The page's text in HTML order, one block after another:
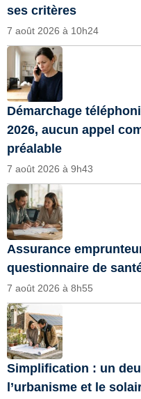
ses critères
7 août 2026 à 10h24
Démarchage
2026, aucun appel
préalable
7 août 2026 à 9h43
Assurance
questionnaire de
7 août 2026 à 8h55
Simplification : un
l’urbanisme et le